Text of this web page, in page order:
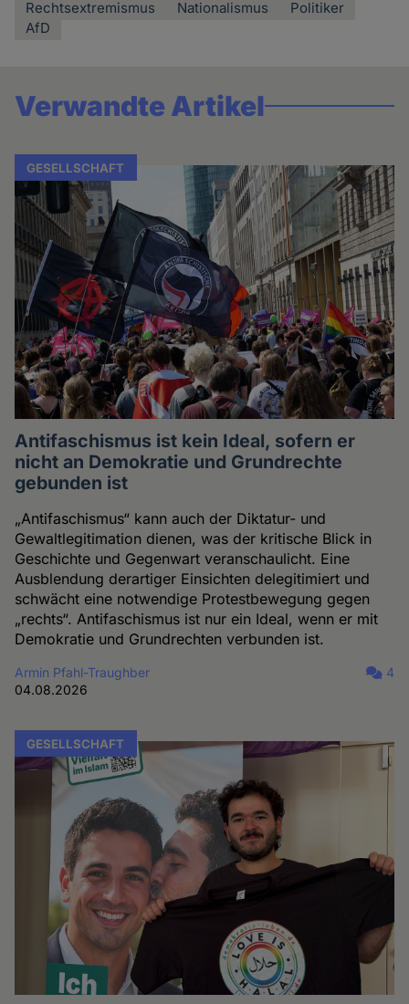
Rechtsextremismus
Nationalismus
Politiker
AfD
Verwandte Artikel
GESELLSCHAFT
Antifaschismus ist kein Ideal, sofern er
nicht an Demokratie und Grundrechte
gebunden ist
„Antifaschismus“ kann auch der Diktatur- und
Gewaltlegitimation dienen, was der kritische Blick in
Geschichte und Gegenwart veranschaulicht. Eine
Ausblendung derartiger Einsichten delegitimiert und
schwächt eine notwendige Protestbewegung gegen
„rechts“. Antifaschismus ist nur ein Ideal, wenn er mit
Demokratie und Grundrechten verbunden ist.
Armin Pfahl-Traughber
04.08.2026
4
GESELLSCHAFT